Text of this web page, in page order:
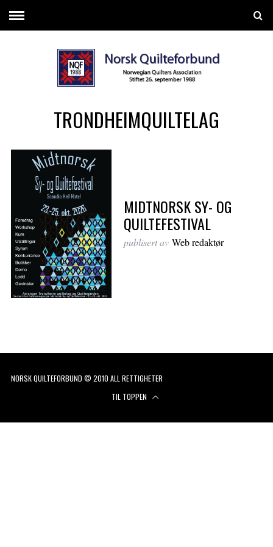
TRONDHEIMQUILTELAG
MIDTNORSK SY- OG
QUILTEFESTIVAL
publisert av Web redaktør
NORSK QUILTEFORBUND © 2010 ALL RETTIGHETER
TIL TOPPEN